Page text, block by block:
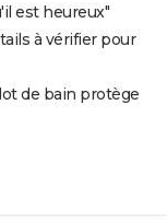
est heureux"
à vérifier pour
de bain protège